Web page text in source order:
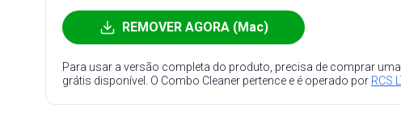
REMOVER AGORA (Mac)
Para usar a versão completa do produto, precisa de comprar
grátis disponível. O Combo Cleaner pertence e é operado por RCS